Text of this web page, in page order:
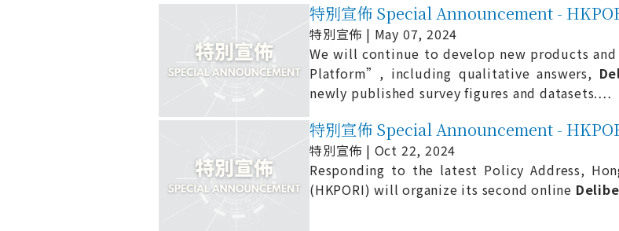
特別宣佈 Special Announcement -
特別宣佈 | May 07, 2024
We will continue to develop new products
Platform”, including qualitative answers,
newly published survey figures and datasets.…
特別宣佈 Special Announcement -
特別宣佈 | Oct 22, 2024
Responding to the latest Policy Address,
(HKPORI) will organize its second online